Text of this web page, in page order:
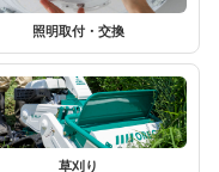
照明取付・交換
草刈り